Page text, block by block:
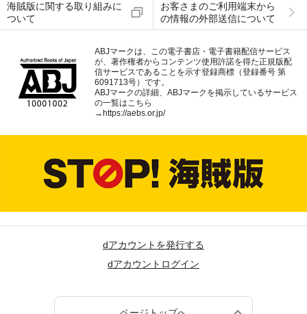
海賊版に関する取り組みに
ついて
お客さまのご利用端末から
の情報の外部送信について
ABJマークは、この電子書店・電子書籍配信サービス
が、著作権者からコンテンツ使用許諾を得た正規版配
信サービスであることを示す登録商標（登録番号 第
6091713号）です。
ABJマークの詳細、ABJマークを掲示しているサービス
の一覧はこちら
→ https://aebs.or.jp/
dアカウントを発行する
dアカウントログイン